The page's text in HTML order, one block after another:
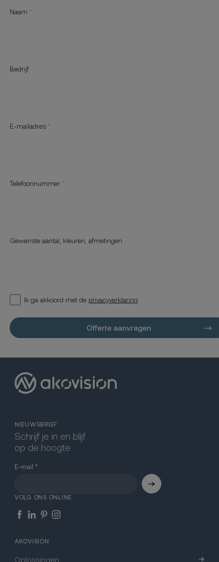
Naam
Bedrijf
E-mailadres
Telefoonnummer
Gewenste aantal, kleuren, afmetingen
Ik ga akkoord met de privacyverklaring
Offerte aanvragen
NIEUWSBRIEF
Schrijf je in en blijf
op de hoogte
E-mail
VOLG ONS ONLINE
AKOVISION
Oplossingen